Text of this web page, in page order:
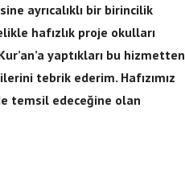
ayrıcalıklı bir birincilik
hafızlık proje okulları
yaptıkları bu hizmetten
tebrik ederim. Hafızımız
temsil edeceğine olan